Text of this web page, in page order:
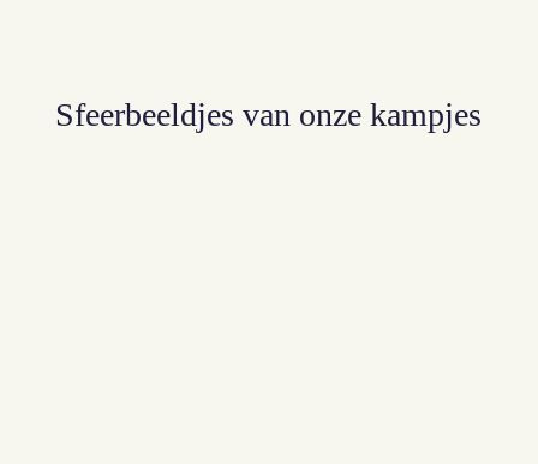
Sfeerbeeldjes van onze kampjes